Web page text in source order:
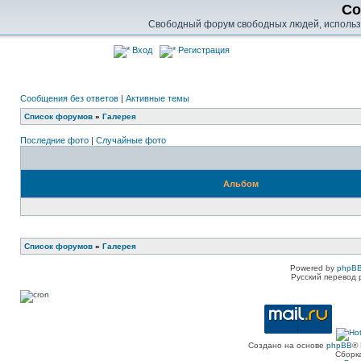
Свободный форум свободных людей,
Вход Регистрация
Сообщения без ответов | Активные темы
Список форумов » Галерея
Последние фото | Случайные фото
Альбом
Список форумов » Галерея
Powered by
Русский
Создано на основе phpBB®